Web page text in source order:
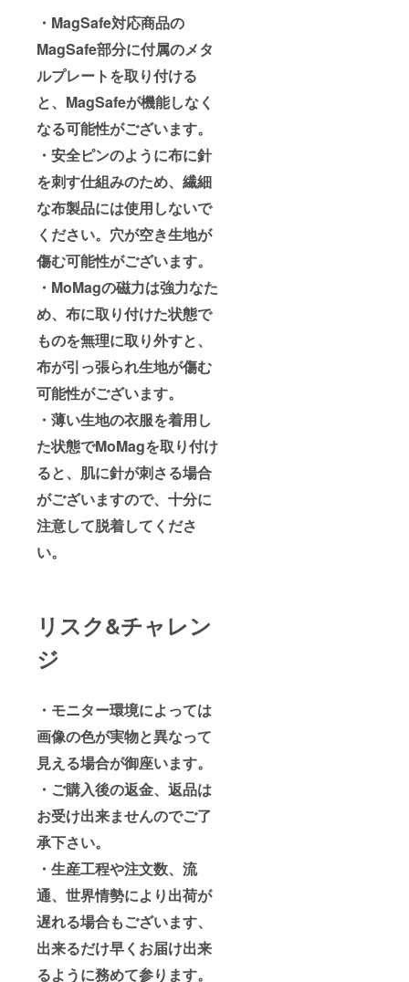
・MagSafe対応商品の
MagSafe部分に付属のメタ
ルプレートを取り付ける
と、MagSafeが機能しなく
なる可能性がございます。
・安全ピンのように布に針
を刺す仕組みのため、繊細
な布製品には使用しないで
ください。穴が空き生地が
傷む可能性がございます。
・MoMagの磁力は強力なた
め、布に取り付けた状態で
ものを無理に取り外すと、
布が引っ張られ生地が傷む
可能性がございます。
・薄い生地の衣服を着用し
た状態でMoMagを取り付け
ると、肌に針が刺さる場合
がございますので、十分に
注意して脱着してくださ
い。
リスク&チャレン
ジ
・モニター環境によっては
画像の色が実物と異なって
見える場合が御座います。
・ご購入後の返金、返品は
お受け出来ませんのでご了
承下さい。
・生産工程や注文数、流
通、世界情勢により出荷が
遅れる場合もございます、
出来るだけ早くお届け出来
るように務めて参ります。